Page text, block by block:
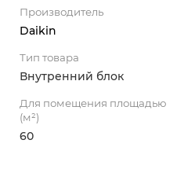
Производитель
Daikin
Тип товара
Внутренний блок
Для помещения площадью
(м²)
60